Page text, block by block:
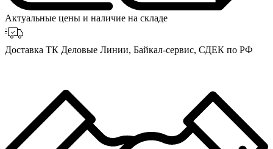
Актуальные цены и наличие на складе
Доставка ТК Деловые Линии, Байкал-сервис, СДЕК по РФ